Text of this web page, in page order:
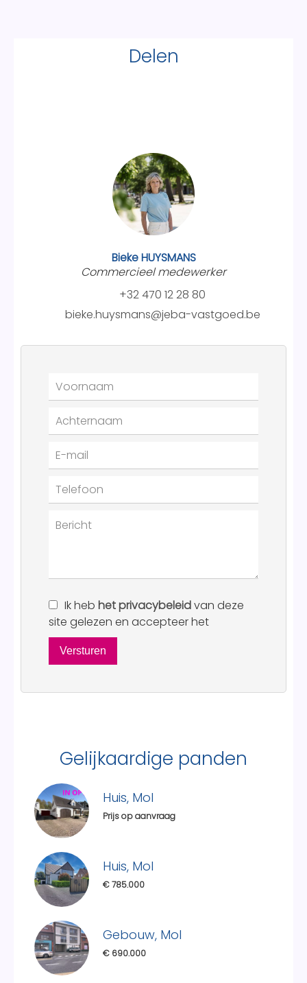
Delen
Bieke HUYSMANS
Commercieel medewerker
+32 470 12 28 80
bieke.huysmans@jeba-vastgoed.be
Ik heb het privacybeleidvan deze
site gelezen en accepteer het
Versturen
Gelijkaardige panden
Huis, Mol
Prijs op aanvraag
Huis, Mol
€ 785.000
Gebouw, Mol
€ 690.000